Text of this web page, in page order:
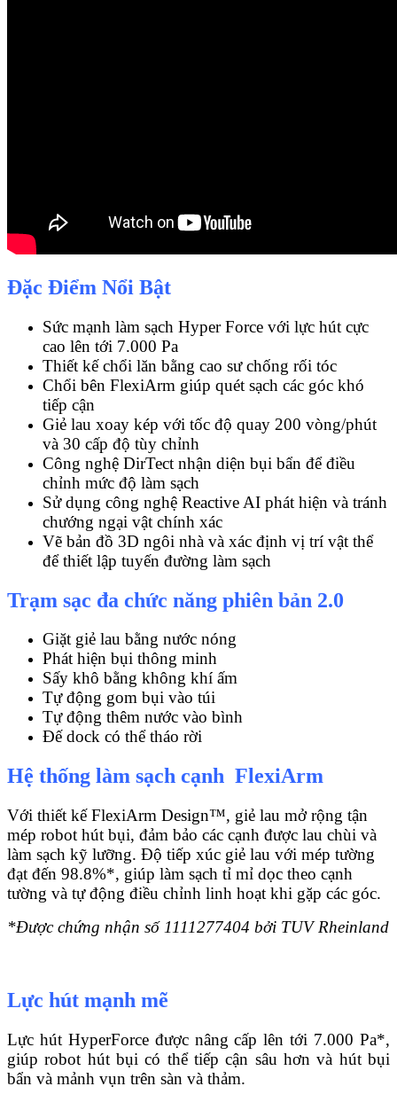
Đặc Điểm Nổi Bật
Sức mạnh làm sạch Hyper Force với lực hút cực
cao lên tới 7.000 Pa
Thiết kế chổi lăn bằng cao sư chống rối tóc
Chổi bên FlexiArm giúp quét sạch các góc khó
tiếp cận
Giẻ lau xoay kép với tốc độ quay 200 vòng/phút
và 30 cấp độ tùy chỉnh
Công nghệ DirTect nhận diện bụi bẩn để điều
chỉnh mức độ làm sạch
Sử dụng công nghệ Reactive AI phát hiện và tránh
chướng ngại vật chính xác
Vẽ bản đồ 3D ngôi nhà và xác định vị trí vật thể
để thiết lập tuyến đường làm sạch
Trạm sạc đa chức năng phiên bản 2.0
Giặt giẻ lau bằng nước nóng
Phát hiện bụi thông minh
Sấy khô bằng không khí ấm
Tự động gom bụi vào túi
Tự động thêm nước vào bình
Đế dock có thể tháo rời
Hệ thống làm sạch cạnh FlexiArm
Với thiết kế FlexiArm Design™, giẻ lau mở rộng tận
mép robot hút bụi, đảm bảo các cạnh được lau chùi và
làm sạch kỹ lưỡng. Độ tiếp xúc giẻ lau với mép tường
đạt đến 98.8%*, giúp làm sạch tỉ mỉ dọc theo cạnh
tường và tự động điều chỉnh linh hoạt khi gặp các góc.
*Được chứng nhận số 1111277404 bởi TUV Rheinland
Lực hút mạnh mẽ
Lực hút HyperForce được nâng cấp lên tới 7.000 Pa*,
giúp robot hút bụi có thể tiếp cận sâu hơn và hút bụi
bẩn và mảnh vụn trên sàn và thảm.